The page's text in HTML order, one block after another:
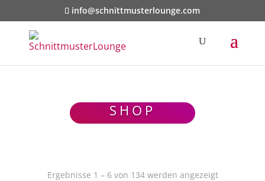
info@schnittmusterlounge.com
SHOP
Ergebnisse 1 – 6 von 134 werden angezeigtNach